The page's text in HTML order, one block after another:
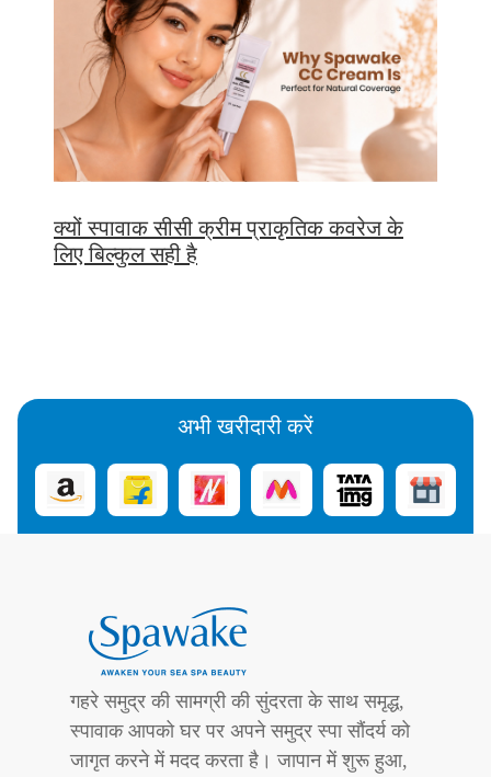
क्यों स्पावाक सीसी क्रीम प्राकृतिक कवरेज के
लिए बिल्कुल सही है
अभी खरीदारी करें
गहरे समुद्र की सामग्री की सुंदरता के साथ समृद्ध,
स्पावाक आपको घर पर अपने समुद्र स्पा सौंदर्य को
जागृत करने में मदद करता है। जापान में शुरू हुआ,